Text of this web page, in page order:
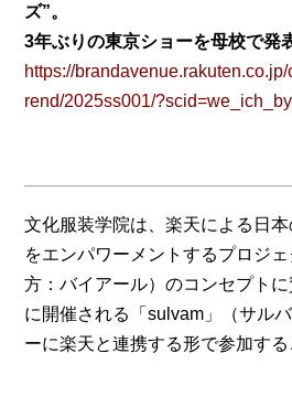
ズ”。
3年ぶりの東京ショーを母校で発
https://
rend/2025ss001/
文化服装学院は、楽天による日
をエンパワーメントするプロジ
方：バイアール）のコンセプトに
に開催される「sulvam」（サル
ーに楽天と連携する形で参加する